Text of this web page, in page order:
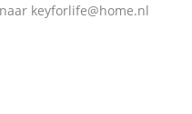
keyforlife@home.nl